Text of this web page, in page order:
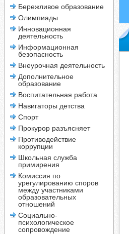
Бережливое образование
Олимпиады
Инновационная
деятельность
Информационная
безопасность
Внеурочная деятельность
Дополнительное
образование
Воспитательная работа
Навигаторы детства
Спорт
Прокурор разъясняет
Противодействие
коррупции
Школьная служба
примирения
Комиссия по
урегулированию споров
между участниками
образовательных
отношений
Социально-
психологическое
сопровождение